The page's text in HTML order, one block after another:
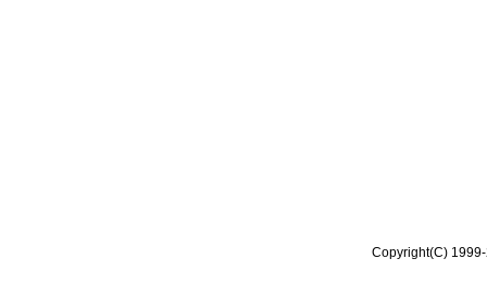
Copyright(C)